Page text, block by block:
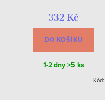
332 Kč
DO KOŠÍKU
1-2 dny >5 ks
Kód: